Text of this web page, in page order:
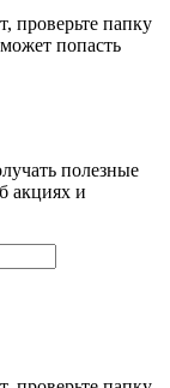
проверьте папку
попасть
полезные
акциях и